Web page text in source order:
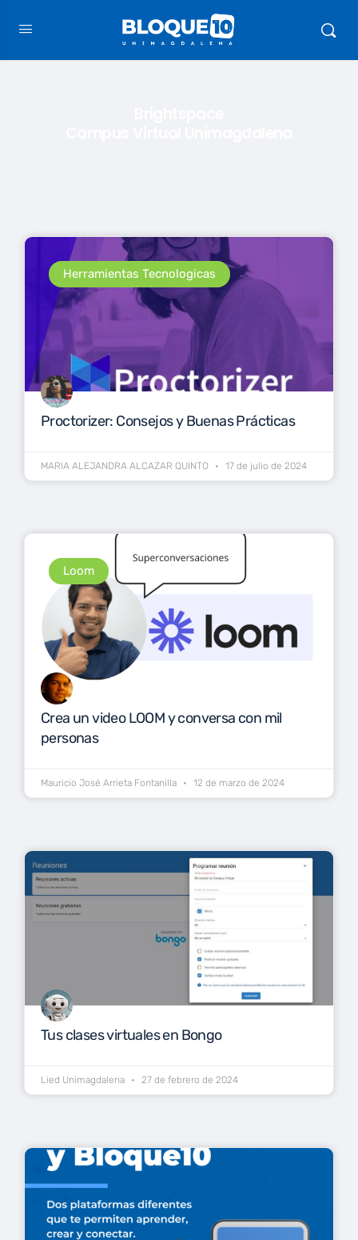
Herramientas Tecnologicas
Proctorizer: Consejos y Buenas Prácticas
MARIA ALEJANDRA ALCAZAR QUINTO 17 de julio de 2024
Loom
Crea un video LOOM y conversa con mil
personas
Mauricio José Arrieta Fontanilla 12 de marzo de 2024
Tus clases virtuales en Bongo
Lied Unimagdalena 27 de febrero de 2024